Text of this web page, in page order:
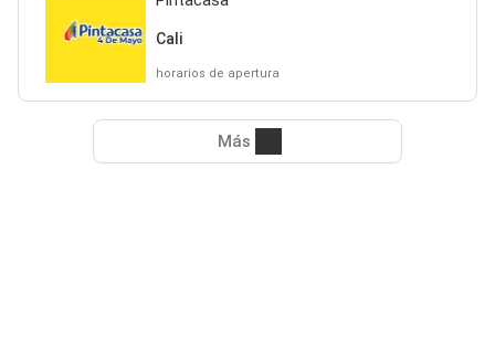
Cali
horarios de apertura
Más